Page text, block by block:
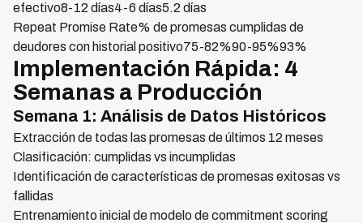
efectivo8-12 días4-6 días5.2 días
Repeat Promise Rate% de promesas cumplidas de
deudores con historial positivo75-82%90-95%93%
Implementación Rápida: 4
Semanas a Producción
Semana 1: Análisis de Datos Históricos
Extracción de todas las promesas de últimos 12 meses
Clasificación: cumplidas vs incumplidas
Identificación de características de promesas exitosas vs
fallidas
Entrenamiento inicial de modelo de commitment scoring